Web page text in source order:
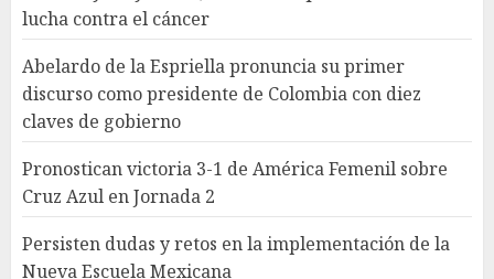
lucha contra el cáncer
Abelardo de la Espriella pronuncia su primer
discurso como presidente de Colombia con diez
claves de gobierno
Pronostican victoria 3-1 de América Femenil sobre
Cruz Azul en Jornada 2
Persisten dudas y retos en la implementación de la
Nueva Escuela Mexicana
4
AGOSTO 8, 2026
5
Persisten dudas y retos en la
Escuela Mexicana
AGOSTO 8, 2026